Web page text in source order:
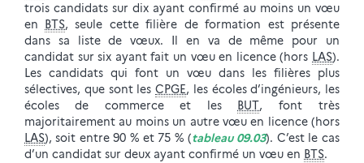
trois candidats sur dix ayant confirmé au moins un vœu
en BTS, seule cette filière de formation est présente
dans sa liste de vœux. Il en va de même pour un
candidat sur six ayant fait un vœu en licence (hors LAS).
Les candidats qui font un vœu dans les filières plus
sélectives, que sont les CPGE, les écoles d’ingénieurs, les
écoles de commerce et les BUT, font très
majoritairement au moins un autre vœu en licence (hors
LAS), soit entre 90 % et 75 % (tableau 09.03). C’est le cas
d’un candidat sur deux ayant confirmé un vœu en BTS.